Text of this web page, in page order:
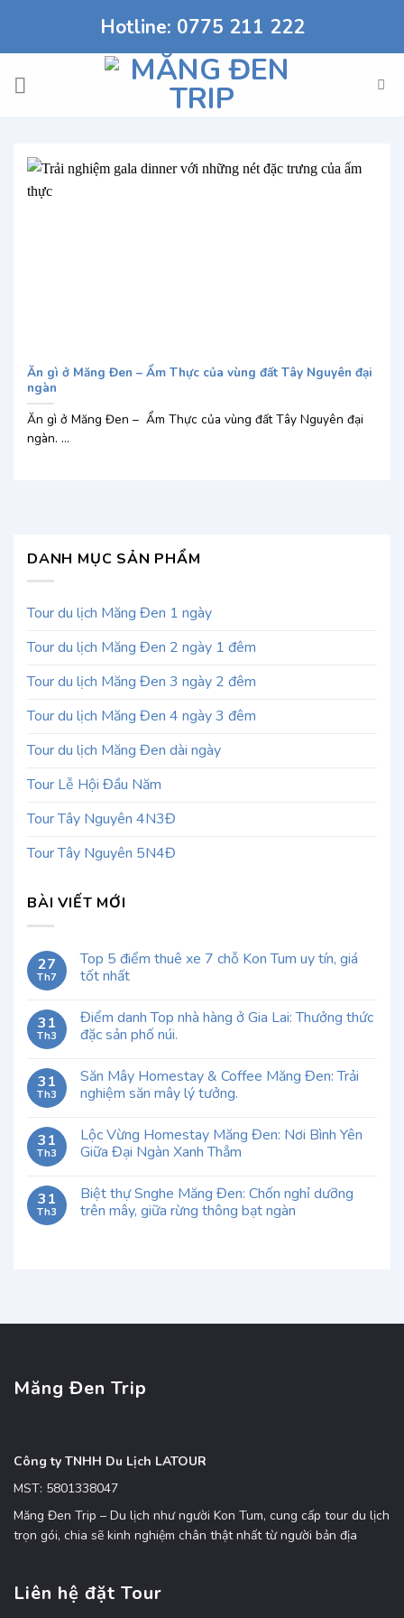
nội
dung
Hotline: 0775 211 222
Ăn gì ở Măng Đen – Ẩm Thực của vùng đất Tây Nguyên đại
ngàn
Ăn gì ở Măng Đen – Ẩm Thực của vùng đất Tây Nguyên đại
ngàn. ...
DANH MỤC SẢN PHẨM
Tour du lịch Măng Đen 1 ngày
Tour du lịch Măng Đen 2 ngày 1 đêm
Tour du lịch Măng Đen 3 ngày 2 đêm
Tour du lịch Măng Đen 4 ngày 3 đêm
Tour du lịch Măng Đen dài ngày
Tour Lễ Hội Đầu Năm
Tour Tây Nguyên 4N3Đ
Tour Tây Nguyên 5N4Đ
BÀI VIẾT MỚI
27
Th7
Top 5 điểm thuê xe 7 chỗ Kon Tum uy tín, giá
tốt nhất
31
Th3
Điểm danh Top nhà hàng ở Gia Lai: Thưởng thức
đặc sản phố núi.
31
Th3
Săn Mây Homestay & Coffee Măng Đen: Trải
nghiệm săn mây lý tưởng.
31
Th3
Lộc Vừng Homestay Măng Đen: Nơi Bình Yên
Giữa Đại Ngàn Xanh Thẳm
31
Th3
Biệt thự Snghe Măng Đen: Chốn nghỉ dưỡng
trên mây, giữa rừng thông bạt ngàn
Măng Đen Trip
Công ty TNHH Du Lịch LATOUR
MST: 5801338047
Măng Đen Trip – Du lịch như người Kon Tum, cung cấp tour du lịch
trọn gói, chia sẽ kinh nghiệm chân thật nhất từ người bản địa
Liên hệ đặt Tour